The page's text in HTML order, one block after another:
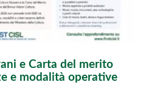
e Carta del merito
e modalità operative